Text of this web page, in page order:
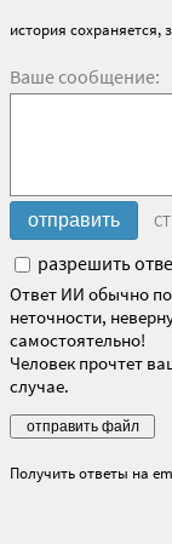
история сохраняется,
Ваше сообщение:
разрешить
Ответ ИИ обычно
неточности,
самостоятельно!
Человек прочтет
случае.
Получить ответы на